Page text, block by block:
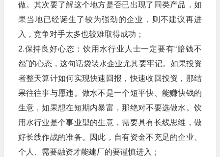
做。其次要了解这个地方是否已出现了同类产品，如
果当地已经诞生了较为强劲的企业，则不建议再进
入，竞争对手太多也较难取得成功；
2.保持良好心态：饮用水行业人士一定要有“赔钱不
怨”的心态，这句话袋装水企业尤其要牢记。如果投资
者整天算计如何实现快速回报，快速收回投资，那结
果往往事与愿违。做水不是一个短平快、能赚快钱的
生意，如果想在短期内暴富，那绝对不要选做水。饮
用水行业是个事业型的生意，需要具有长线思维，做
好长线作战的准备。因此，自有资金不充足的企业、
个人、需要融资才能建厂的要谨慎进入；